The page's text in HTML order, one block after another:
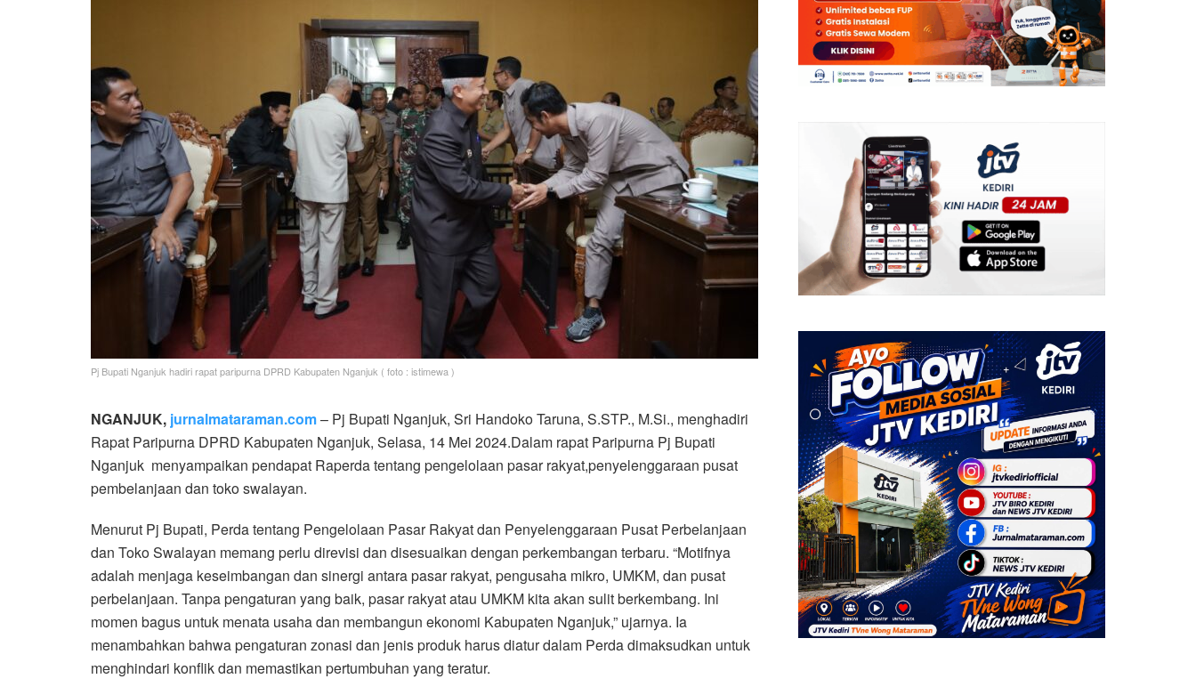
Pj Bupati Nganjuk hadiri rapat paripurna DPRD Kabupaten Nganjuk ( foto : istimewa )
NGANJUK, jurnalmataraman.com– Pj Bupati Nganjuk, Sri Handoko Taruna, S.STP., M.Si., menghadiri
Rapat Paripurna DPRD Kabupaten Nganjuk, Selasa, 14 Mei 2024.Dalam rapat Paripurna Pj Bupati
Nganjuk menyampaikan pendapat Raperda tentang pengelolaan pasar rakyat,penyelenggaraan pusat
pembelanjaan dan toko swalayan.
Menurut Pj Bupati, Perda tentang Pengelolaan Pasar Rakyat dan Penyelenggaraan Pusat Perbelanjaan
dan Toko Swalayan memang perlu direvisi dan disesuaikan dengan perkembangan terbaru. “Motifnya
adalah menjaga keseimbangan dan sinergi antara pasar rakyat, pengusaha mikro, UMKM, dan pusat
perbelanjaan. Tanpa pengaturan yang baik, pasar rakyat atau UMKM kita akan sulit berkembang. Ini
momen bagus untuk menata usaha dan membangun ekonomi Kabupaten Nganjuk,” ujarnya. Ia
menambahkan bahwa pengaturan zonasi dan jenis produk harus diatur dalam Perda dimaksudkan untuk
menghindari konflik dan memastikan pertumbuhan yang teratur.